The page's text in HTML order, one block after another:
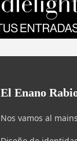
El Enano
Nos vamos al